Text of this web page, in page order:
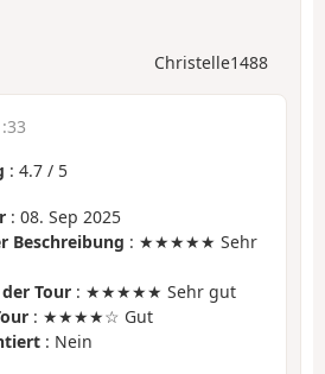
Christelle1488
: 4.7 / 5
: 08. Sep 2025
Beschreibung : ★★★★★ Sehr
Tour : ★★★★★ Sehr gut
: ★★★★☆ Gut
: Nein